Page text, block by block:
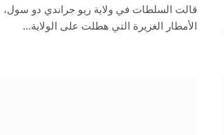
قالت السلطات في ولاية ريو جراندي دو سول،
الأمطار الغزيرة التي هطلت على الولاية…